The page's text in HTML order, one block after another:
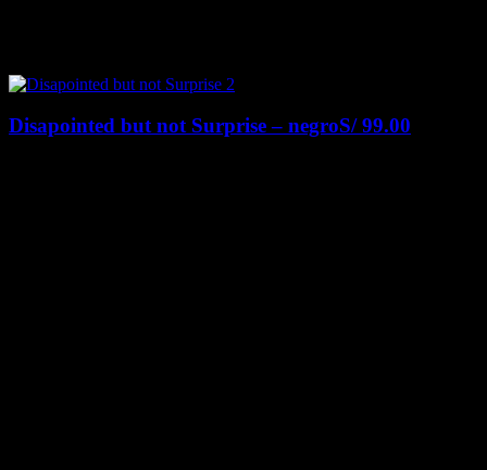
Disapointed but not Surprise – negroS/99.00